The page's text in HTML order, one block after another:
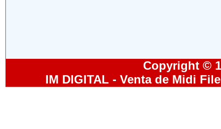
Copyright ©
IM DIGITAL - Venta de Midi